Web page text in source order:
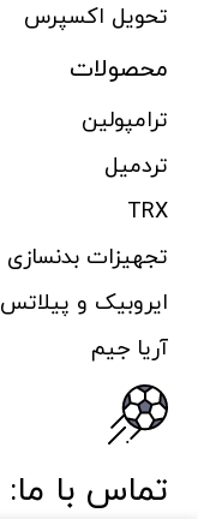
تحویل اکسپرس
محصولات
ترامپولین
تردمیل
TRX
تجهیزات بدنسازی
ایروبیک و پیلاتس
آریا جیم
تماس با ما: